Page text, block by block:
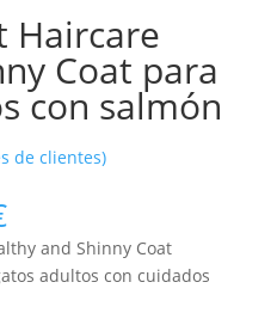
Haircare
Coat para
con salmón
de clientes)
Rango
de
precios:
desde
and Shinny Coat
adultos con cuidados